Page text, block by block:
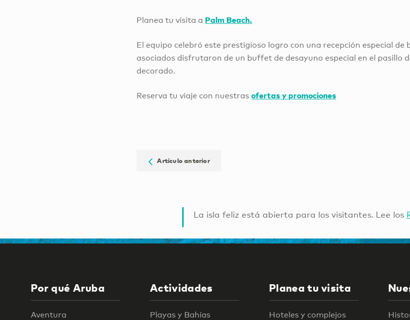
Planea tu visita a Palm Beach.
El equipo celebró este prestigioso logro con una recepción especial de
asociados disfrutaron de un buffet de desayuno especial en el pasillo
decorado.
Reserva tu viaje con nuestrasofertas y promociones
Artículo anterior
La isla feliz está abierta para los visitantes. Lee los
Por qué Aruba
Aventura
Actividades
Playas y Bahías
Planea tu visita
Hoteles y complejos